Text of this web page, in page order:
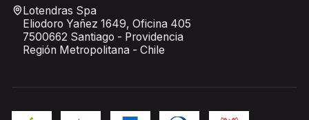
Lotendras Spa
Eliodoro Yañez 1649, Oficina 405
7500662 Santiago - Providencia
Región Metropolitana - Chile